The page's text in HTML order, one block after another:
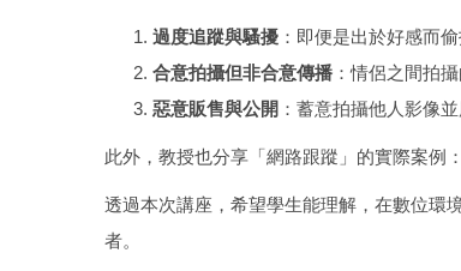
過度追蹤與騷擾 ：即便是出於好感而
合意拍攝但非合意傳播 ：情侶之間拍
惡意販售與公開 ：蓄意拍攝他人影像
此外，教授也分享「網路跟蹤」的實際案例
透過本次講座，希望學生能理解，在數位環
者。